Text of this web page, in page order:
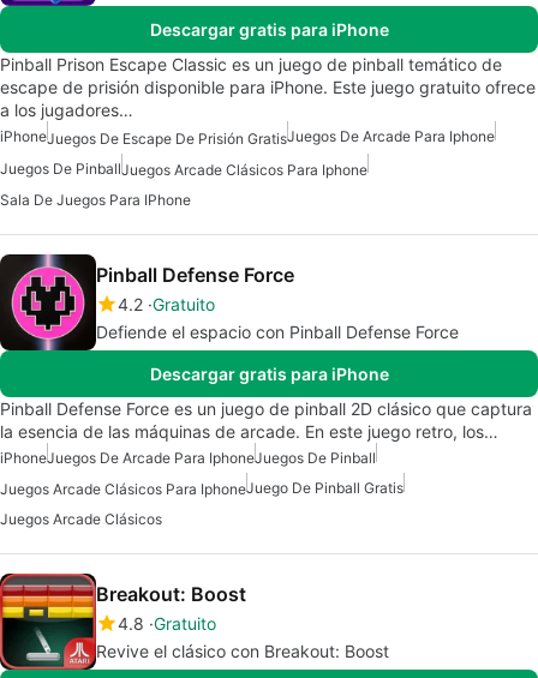
Descargar gratis para iPhone
Pinball Prison Escape Classic es un juego de pinball temático de
escape de prisión disponible para iPhone. Este juego gratuito ofrece
a los jugadores…
iPhoneJuegos De Escape De Prisión GratisJuegos De Arcade Para Iphone
Juegos De PinballJuegos Arcade Clásicos Para Iphone
Sala De Juegos Para IPhone
Pinball Defense Force
4.2 Gratuito
Defiende el espacio con Pinball Defense Force
Descargar gratis para iPhone
Pinball Defense Force es un juego de pinball 2D clásico que captura
la esencia de las máquinas de arcade. En este juego retro, los…
iPhoneJuegos De Arcade Para IphoneJuegos De Pinball
Juegos Arcade Clásicos Para IphoneJuego De Pinball Gratis
Juegos Arcade Clásicos
Breakout: Boost
4.8 Gratuito
Revive el clásico con Breakout: Boost